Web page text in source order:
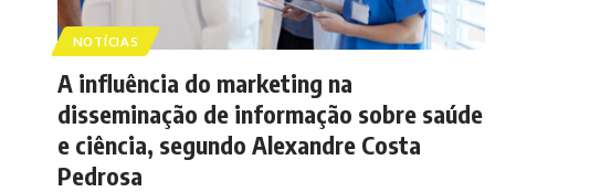
NOTÍCIAS
A influência do marketing na
disseminação de informação sobre saúde
e ciência, segundo Alexandre Costa
Pedrosa